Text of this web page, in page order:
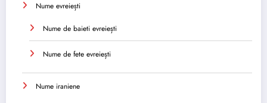
Nume evreiești
Nume de baieti evreiești
Nume de fete evreiești
Nume iraniene